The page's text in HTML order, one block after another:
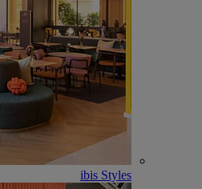
ibis Styles